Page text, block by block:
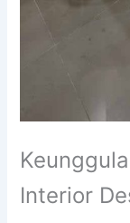
Interior